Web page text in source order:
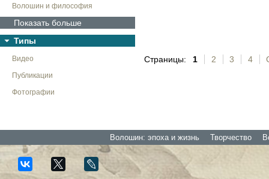
Волошин и философия
Показать больше
Типы
Видео
Публикации
Фотографии
Страницы: 1 2 3 4
Волошин: эпоха и жизнь Творчество